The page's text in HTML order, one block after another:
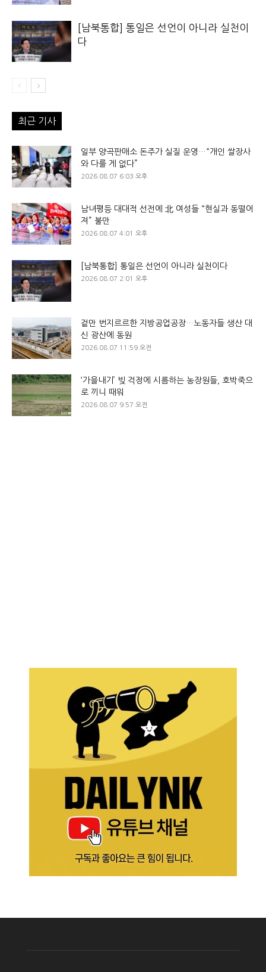
[남북통합] 통일은 선언이 아니라 실천이
다
최근 기사
일부 양곡판매소 돈주가 실질 운영…“개인 쌀장사
와 다를 게 없다”
2026.08.07 6:03 오후
남녀평등 대대적 선전에 北 여성들 “현실과 동떨어
져” 불만
2026.08.07 4:01 오후
[남북통합] 통일은 선언이 아니라 실천이다
2026.08.07 2:01 오후
겉만 번지르르한 지방공업공장…노동자들 생산 대
신 광산에 동원
2026.08.07 11:59 오전
‘가을내기’ 빚 걱정에 시름하는 농장원들, 호박죽으
로 끼니 때워
2026.08.07 9:57 오전